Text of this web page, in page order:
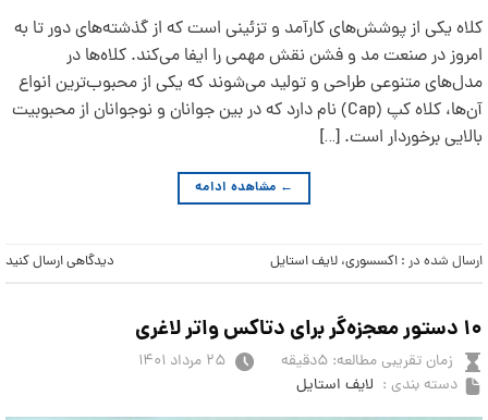
کلاه یکی از پوشش‌های کارآمد و تزئینی است که از گذشته‌های دور تا به
امروز در صنعت مد و فشن نقش مهمی را ایفا می‌کند. کلاه‌ها در
مدل‌های متنوعی طراحی و تولید می‌شوند که یکی از محبوب‌ترین انواع
آن‌ها، کلاه کپ (Cap) نام دارد که در بین جوانان و نوجوانان از محبوبیت
بالایی برخوردار است. […]
← مشاهده ادامه
ارسال شده در : اکسسوری، لایف استایل دیدگاهی ارسال کنید
۱۰ دستور معجزه‌گر برای دتاکس واتر لاغری
زمان تقریبی مطالعه: ۵دقیقه
دسته بندی : لایف استایل